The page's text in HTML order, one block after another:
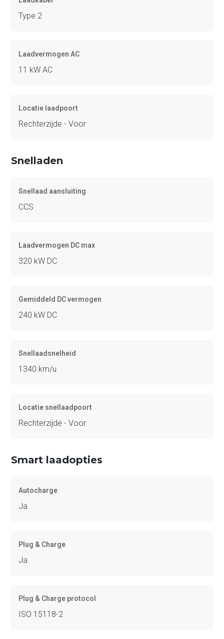
Type 2
Laadvermogen AC
11 kW AC
Locatie laadpoort
Rechterzijde - Voor
Snelladen
Snellaad aansluiting
CCS
Laadvermogen DC max
320 kW DC
Gemiddeld DC vermogen
240 kW DC
Snellaadsnelheid
1340 km/u
Locatie snellaadpoort
Rechterzijde - Voor
Smart laadopties
Autocharge
Ja
Plug & Charge
Ja
Plug & Charge protocol
ISO 15118-2